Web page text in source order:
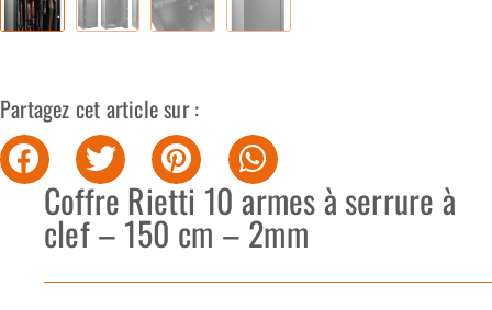
Partagez cet article sur :
Coffre Rietti 10 armes à serrure à
clef – 150 cm – 2mm